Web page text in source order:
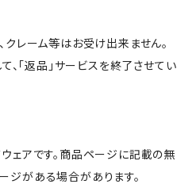
クレーム等はお受け出来ません。
「返品」サービスを終了させてい
ェアです。商品ページに記載の無
ジがある場合があります。